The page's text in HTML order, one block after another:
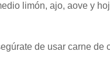
limón, ajo, aove y
de usar carne de